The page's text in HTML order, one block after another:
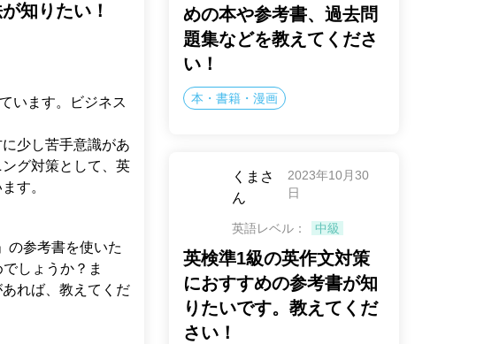
知りたい！
います。ビジネス
少し苦手意識があ
グ対策として、英
す。
の参考書を使いた
しょうか？ま
れば、教えてくだ
めの本や参考書、過去問
題集などを教えてくださ
い！
本・書籍・漫画
くまさ
ん
2023年10月30
日
英語レベル： 中級
英検準1級の英作文対策
におすすめの参考書が知
りたいです。教えてくだ
さい！